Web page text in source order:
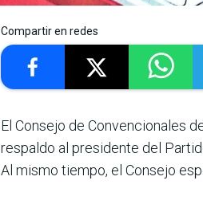
Compartir en redes
El Consejo de Convenciona­les
respaldo al presidente del
Al mismo tiempo, el Consejo